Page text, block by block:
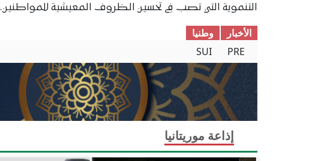
التنموية التي تصب في تحسين الظروف المعيشية للمواطنين.
الأخبار
وطنیا
PRE
SUI
إذاعة موريتانيا